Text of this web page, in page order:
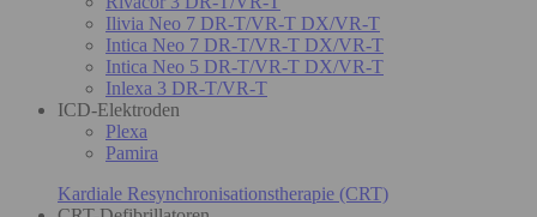
Ilivia Neo 7 DR-T/VR-T DX/VR-T
Intica Neo 7 DR-T/VR-T DX/VR-T
Intica Neo 5 DR-T/VR-T DX/VR-T
Inlexa 3 DR-T/VR-T
ICD-Elektroden
Plexa
Pamira
Kardiale Resynchronisationstherapie (CRT)